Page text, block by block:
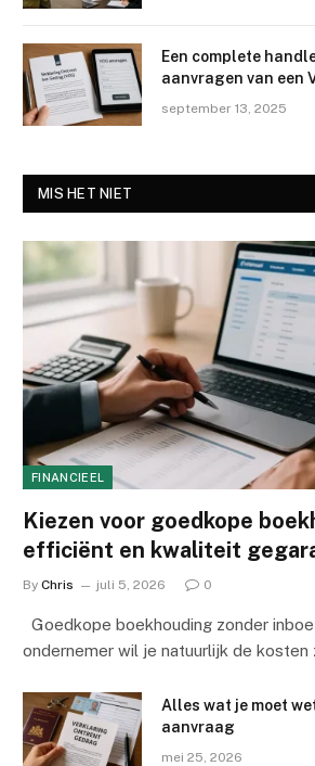
Een complete
aanvragen van een
september 13, 2025
MIS HET NIET
FINANCIEEL
Kiezen voor goedkope
efficiënt en kwaliteit
By Chris juli 5, 2026 0
Goedkope boekhouding zonder
ondernemer wil je natuurlijk de kosten
Alles wat je moet
aanvraag
mei 25, 2026